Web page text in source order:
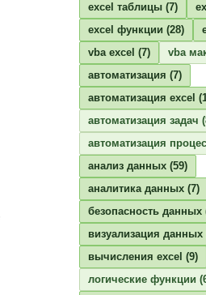
excel таблицы (7)
excel функции (28)
vba excel (7) vba
автоматизация (7)
автоматизация excel
автоматизация задач
автоматизация
анализ данных (59)
аналитика данных (7)
безопасность данных
визуализация данных
вычисления excel (9)
логические функции